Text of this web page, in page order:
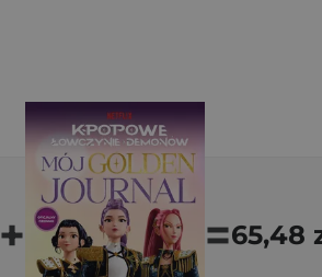
+ =65,48